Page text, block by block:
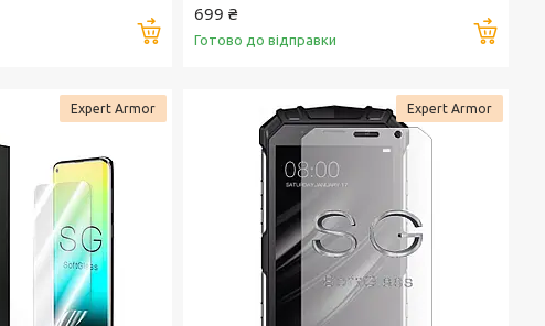
Купити
699 ₴
Готово до відправки
Expert Armor Expert Armor